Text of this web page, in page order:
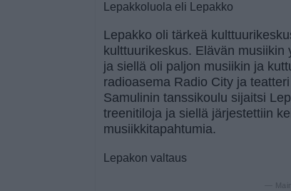
Lepakkoluola eli Lepakko
Lepakko oli tärkeä
kulttuurikeskus. Elävän
ja siellä oli paljon musiikin ja
radioasema Radio City ja teatteri
Samulinin tanssikoulu sijaitsi
treenitiloja ja siellä järjestettiin
musiikkitapahtumia.
Lepakon valtaus
—